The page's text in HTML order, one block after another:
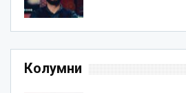
Колумни